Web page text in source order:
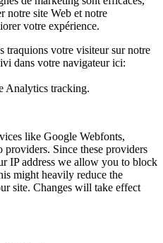
notre site Web et notre
votre expérience.
traquions votre visiteur sur notre
dans votre navigateur ici:
Analytics tracking.
like Google Webfonts,
Since these providers
IP address we allow you to block
might heavily reduce the
site. Changes will take effect